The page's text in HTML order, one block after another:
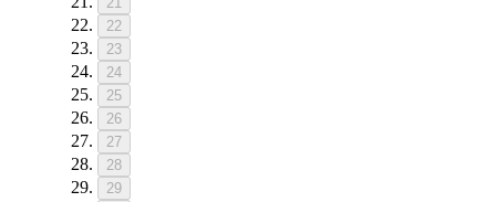
22
23
24
25
26
27
28
29